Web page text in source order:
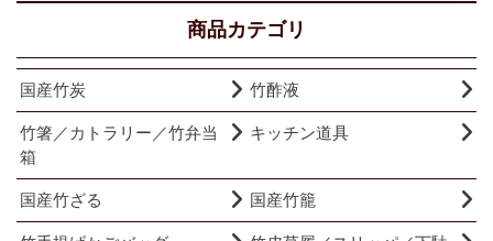
商品カテゴリ
国産竹炭 竹酢液
竹箸／カトラリー／竹弁当
箱
キッチン道具
国産竹ざる 国産竹籠